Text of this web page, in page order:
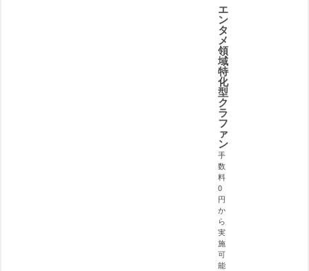
エ
ン
タ
メ
領
域
特
化
型
ク
ラ
フ
ァ
ン
手
数
料
0
円
か
ら
実
施
可
能